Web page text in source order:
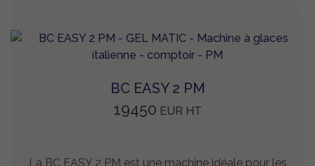
BC EASY 2 PM
19450 EUR HT
La BC EASY 2 PM est une machine idéale pour les